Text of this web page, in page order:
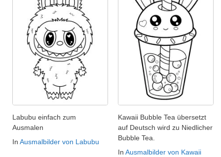
Labubu einfach zum
Ausmalen
In Ausmalbilder von Labubu
Kawaii Bubble Tea übersetzt
auf Deutsch wird zu Niedlicher
Bubble Tea.
In Ausmalbilder von Kawaii